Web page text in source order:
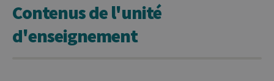
Contenus de l'unité
d'enseignement